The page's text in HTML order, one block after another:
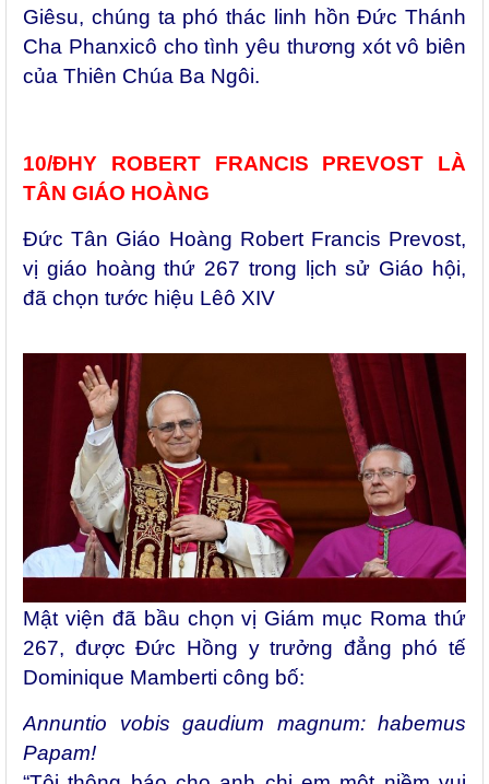
Giêsu, chúng ta phó thác linh hồn Đức Thánh
Cha Phanxicô cho tình yêu thương xót vô biên
của Thiên Chúa Ba Ngôi.
10/ĐHY ROBERT FRANCIS PREVOST LÀ
TÂN GIÁO HOÀNG
Đức Tân Giáo Hoàng Robert Francis Prevost,
vị giáo hoàng thứ 267 trong lịch sử Giáo hội,
đã chọn tước hiệu Lêô XIV
Mật viện đã bầu chọn vị Giám mục Roma thứ
267, được Đức Hồng y trưởng đẳng phó tế
Dominique Mamberti công bố:
Annuntio vobis gaudium magnum: habemus
Papam!